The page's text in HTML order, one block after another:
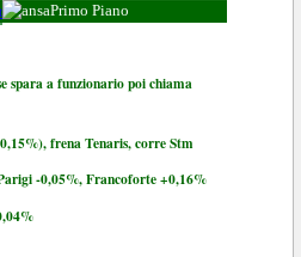
Primo Piano
spara a funzionario poi chiama
frena Tenaris, corre Stm
-0,05%, Francoforte +0,16%